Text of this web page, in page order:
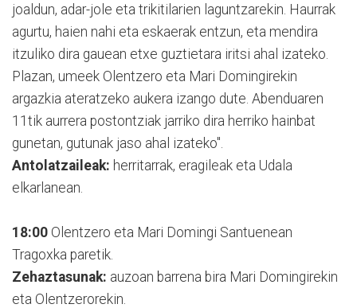
joaldun, adar-jole eta trikitilarien laguntzarekin. Haurrak
agurtu, haien nahi eta eskaerak entzun, eta mendira
itzuliko dira gauean etxe guztietara iritsi ahal izateko.
Plazan, umeek Olentzero eta Mari Domingirekin
argazkia ateratzeko aukera izango dute. Abenduaren
11tik aurrera postontziak jarriko dira herriko hainbat
gunetan, gutunak jaso ahal izateko".
Antolatzaileak: herritarrak, eragileak eta Udala
elkarlanean.
18:00 Olentzero eta Mari Domingi Santuenean
Tragoxka paretik.
Zehaztasunak: auzoan barrena bira Mari Domingirekin
eta Olentzerorekin.